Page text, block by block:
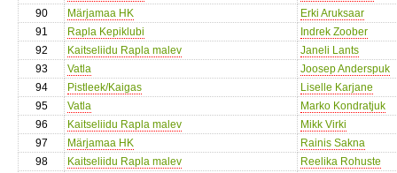
90
Märjamaa HK
Erki Aruksaar
91
Rapla Kepiklubi
Indrek Zoober
92
Kaitseliidu Rapla malev
Janeli Lants
93
Vatla
Joosep Anderspuk
94
Pistleek/Kaigas
Liselle Karjane
95
Vatla
Marko Kondratjuk
96
Kaitseliidu Rapla malev
Mikk Virki
97
Märjamaa HK
Rainis Sakna
98
Kaitseliidu Rapla malev
Reelika Rohuste